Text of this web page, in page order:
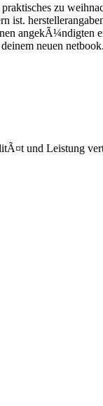
zu
ist.
angekÃ¼ndigten
neuen netbook.
und Leistung